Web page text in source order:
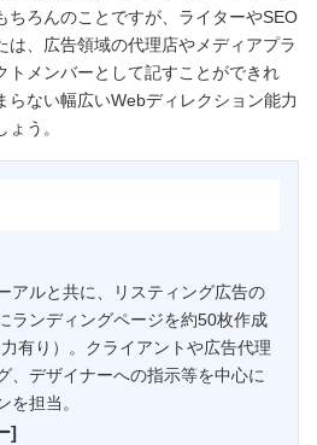
ちろんのことですが、ライターやSEO
は、広告領域の代理店やメディアプラ
トメンバーとして記すことができれ
らない幅広いWebディレクション能力
う。
アルと共に、リスティング広告の
ランディングページを約50枚作成
力有り）。クライアントや広告代理
、デザイナーへの指示等を中心に
を担当。
]